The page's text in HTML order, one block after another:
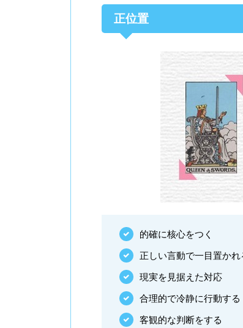
正位置
的確に核心をつく
正しい言動で一目置かれ
現実を見据えた対応
合理的で冷静に行動する
客観的な判断をする